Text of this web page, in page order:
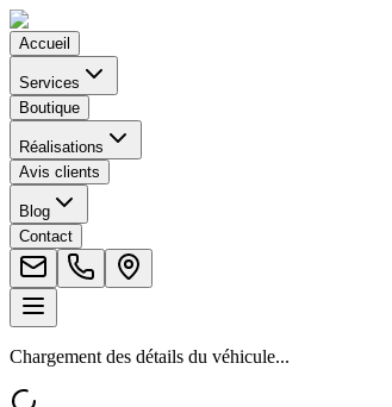
Accueil
Services
Boutique
Réalisations
Avis clients
Blog
Contact
Chargement des détails du véhicule...